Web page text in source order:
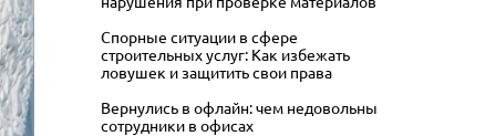
Спорные ситуации в сфере
строительных услуг: Как избежать
ловушек и защитить свои права
Вернулись в офлайн: чем недовольны
сотрудники в офисах